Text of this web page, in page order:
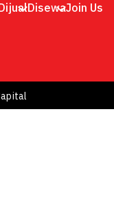
DisewaJoin Us